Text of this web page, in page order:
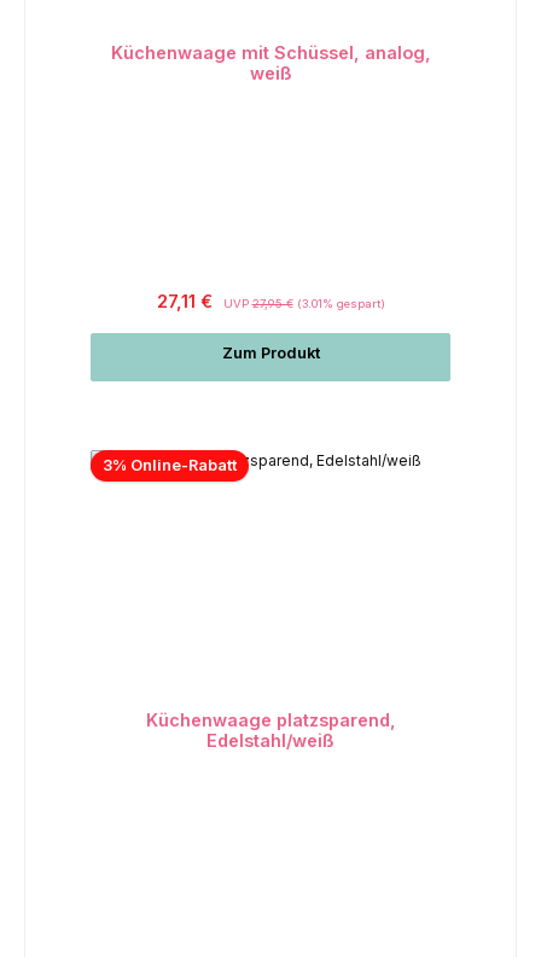
Küchenwaage mit Schüssel, analog,
weiß
27,11 € UVP27,95 € (3.01% gespart)
Zum Produkt
3% Online-Rabatt
Küchenwaage platzsparend,
Edelstahl/weiß